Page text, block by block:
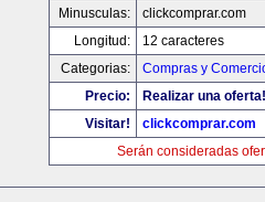
Minusculas:
clickcomprar.com
Longitud:
12 caracteres
Categorias:
Compras y
Precio:
Realizar una oferta!
Visitar!
clickcomprar.com
Serán consideradas